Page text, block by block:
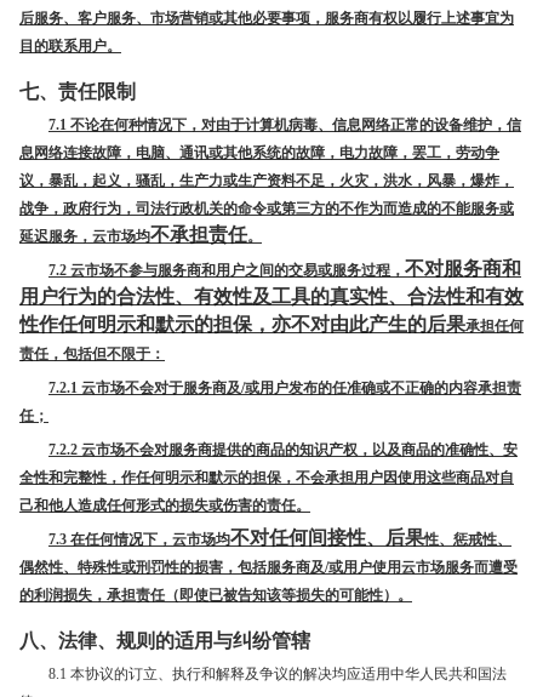
后服务、客户服务、市场营销或其他必要事项，服务商有权以履行上述事宜为
目的联系用户。
七、责任限制
7.1 不论在何种情况下， 对由于计算机病毒、信息网络正常的设备维护，信
息网络连接故障，电脑、通讯或其他系统的故障，电力故障，罢工，劳动争
议，暴乱，起义，骚乱，生产力或生产资料不足，火灾，洪水，风暴，爆炸，
战争，政府行为，司法行政机关的命令或第三方的不作为而造成的不能服务或
延迟服务，云市场均不承担责任。
7.2 云市场不参与服务商和用户之间的交易或服务过程， 不对服务商和
用户行为的合法性、有效性及工具的真实性、合法性和有效
性作任何明示和默示的担保，亦不对由此产生的后果承担任何
责任，包括但不限于：
7.2.1 云市场不会对于服务商及/或用户发布的任准确或不正确的内容承担责
任；
7.2.2 云市场不会对服务商提供的商品的知识产权，以及商品的准确性、安
全性和完整性，作任何明示和默示的担保，不会承担用户因使用这些商品对自
己和他人造成任何形式的损失或伤害的责任。
7.3 在任何情况下，云市场均不对任何间接性、后果性、惩戒性、
偶然性、特殊性或刑罚性的损害，包括服务商及/或用户使用云市场服务而遭受
的利润损失，承担责任（即使已被告知该等损失的可能性）。
八、法律、规则的适用与纠纷管辖
8.1 本协议的订立、执行和解释及争议的解决均应适用中华人民共和国法